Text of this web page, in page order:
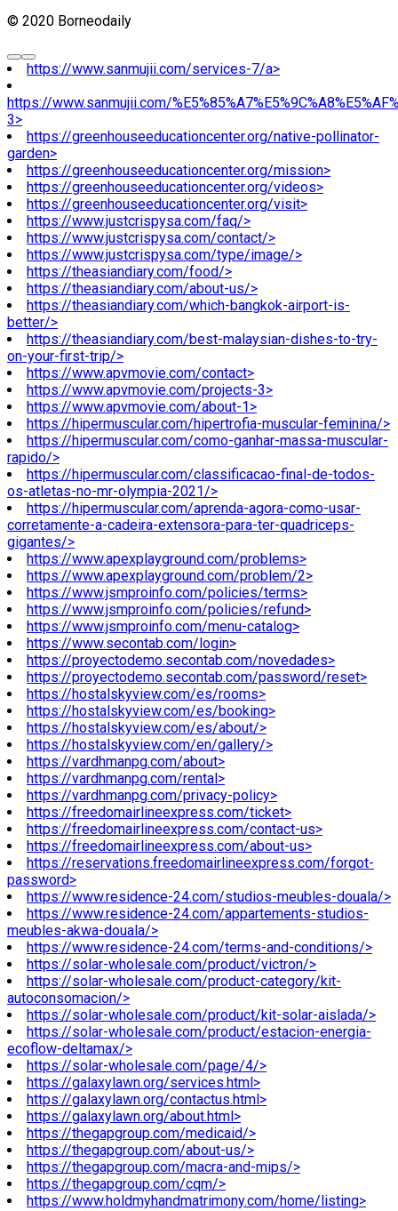
© 2020 Borneodaily
https://www.sanmujii.com/services-7/a>
https://www.sanmujii.com/
3>
https://greenhouseeducationcenter.org/native-pollinator-
garden>
https://greenhouseeducationcenter.org/mission>
https://greenhouseeducationcenter.org/videos>
https://greenhouseeducationcenter.org/visit>
https://www.justcrispysa.com/faq/>
https://www.justcrispysa.com/contact/>
https://www.justcrispysa.com/type/image/>
https://theasiandiary.com/food/>
https://theasiandiary.com/about-us/>
https://theasiandiary.com/which-bangkok-airport-is-
better/>
https://theasiandiary.com/best-malaysian-dishes-to-try-
on-your-first-trip/>
https://www.apvmovie.com/contact>
https://www.apvmovie.com/projects-3>
https://www.apvmovie.com/about-1>
https://hipermuscular.com/hipertrofia-muscular-feminina/>
https://hipermuscular.com/como-ganhar-massa-muscular-
rapido/>
https://hipermuscular.com/classificacao-final-de-todos-
os-atletas-no-mr-olympia-2021/>
https://hipermuscular.com/aprenda-agora-como-usar-
corretamente-a-cadeira-extensora-para-ter-quadriceps-
gigantes/>
https://www.apexplayground.com/problems>
https://www.apexplayground.com/problem/2>
https://www.jsmproinfo.com/policies/terms>
https://www.jsmproinfo.com/policies/refund>
https://www.jsmproinfo.com/menu-catalog>
https://www.secontab.com/login>
https://proyectodemo.secontab.com/novedades>
https://proyectodemo.secontab.com/password/reset>
https://hostalskyview.com/es/rooms>
https://hostalskyview.com/es/booking>
https://hostalskyview.com/es/about/>
https://hostalskyview.com/en/gallery/>
https://vardhmanpg.com/about>
https://vardhmanpg.com/rental>
https://vardhmanpg.com/privacy-policy>
https://freedomairlineexpress.com/ticket>
https://freedomairlineexpress.com/contact-us>
https://freedomairlineexpress.com/about-us>
https://reservations.freedomairlineexpress.com/forgot-
password>
https://www.residence-24.com/studios-meubles-douala/>
https://www.residence-24.com/appartements-studios-
meubles-akwa-douala/>
https://www.residence-24.com/terms-and-conditions/>
https://solar-wholesale.com/product/victron/>
https://solar-wholesale.com/product-category/kit-
autoconsomacion/>
https://solar-wholesale.com/product/kit-solar-aislada/>
https://solar-wholesale.com/product/estacion-energia-
ecoflow-deltamax/>
https://solar-wholesale.com/page/4/>
https://galaxylawn.org/services.html>
https://galaxylawn.org/contactus.html>
https://galaxylawn.org/about.html>
https://thegapgroup.com/medicaid/>
https://thegapgroup.com/about-us/>
https://thegapgroup.com/macra-and-mips/>
https://thegapgroup.com/cqm/>
https://www.holdmyhandmatrimony.com/home/listing>